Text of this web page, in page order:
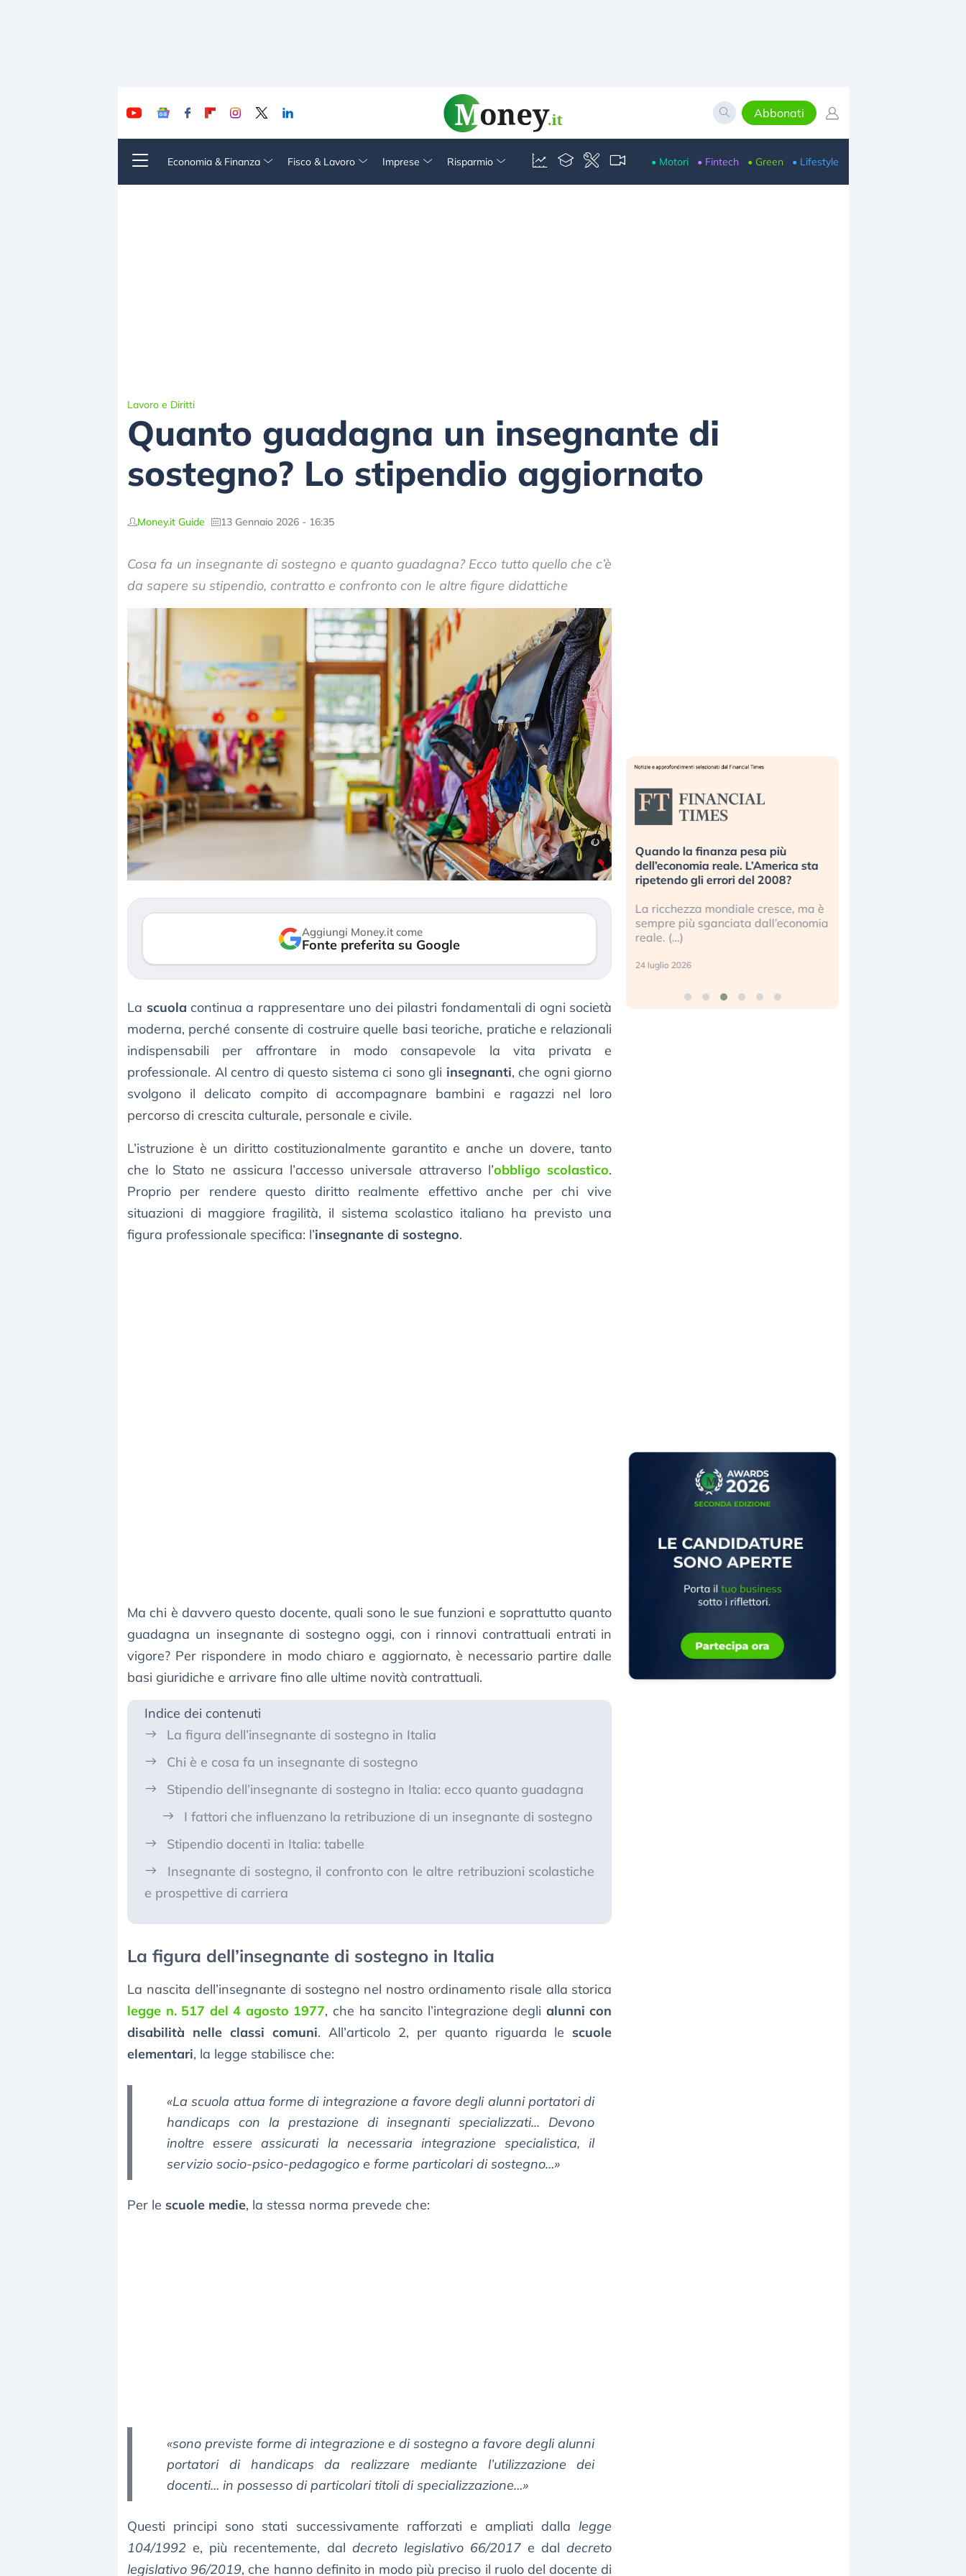
Abbonati
Economia & Finanza Fisco & Lavoro Imprese Risparmio • Motori • Fintech • Green • Lifestyle
Lavoro e Diritti
Quanto guadagna un insegnante di
sostegno? Lo stipendio aggiornato
Money.it Guide 13 Gennaio 2026 - 16:35
Cosa fa un insegnante di sostegno e quanto guadagna? Ecco tutto quello che c’è
da sapere su stipendio, contratto e confronto con le altre figure didattiche
Aggiungi Money.it come
Fonte preferita su Google
La scuola continua a rappresentare uno dei pilastri fondamentali di ogni società
moderna, perché consente di costruire quelle basi teoriche, pratiche e relazionali
indispensabili per affrontare in modo consapevole la vita privata e
professionale. Al centro di questo sistema ci sono gli insegnanti, che ogni giorno
svolgono il delicato compito di accompagnare bambini e ragazzi nel loro
percorso di crescita culturale, personale e civile.
L’istruzione è un diritto costituzionalmente garantito e anche un dovere, tanto
che lo Stato ne assicura l’accesso universale attraverso l’obbligo scolastico.
Proprio per rendere questo diritto realmente effettivo anche per chi vive
situazioni di maggiore fragilità, il sistema scolastico italiano ha previsto una
figura professionale specifica: l’insegnante di sostegno.
Ma chi è davvero questo docente, quali sono le sue funzioni e soprattutto quanto
guadagna un insegnante di sostegno oggi, con i rinnovi contrattuali entrati in
vigore? Per rispondere in modo chiaro e aggiornato, è necessario partire dalle
basi giuridiche e arrivare fino alle ultime novità contrattuali.
Indice dei contenuti
La figura dell’insegnante di sostegno in Italia
Chi è e cosa fa un insegnante di sostegno
Stipendio dell’insegnante di sostegno in Italia: ecco quanto guadagna
I fattori che influenzano la retribuzione di un insegnante di sostegno
Stipendio docenti in Italia: tabelle
Insegnante di sostegno, il confronto con le altre retribuzioni scolastiche
e prospettive di carriera
La figura dell’insegnante di sostegno in Italia
La nascita dell’insegnante di sostegno nel nostro ordinamento risale alla storica
legge n. 517 del 4 agosto 1977, che ha sancito l’integrazione degli alunni con
disabilità nelle classi comuni. All’articolo 2, per quanto riguarda le scuole
elementari, la legge stabilisce che:
«La scuola attua forme di integrazione a favore degli alunni portatori di
handicaps con la prestazione di insegnanti specializzati... Devono
inoltre essere assicurati la necessaria integrazione specialistica, il
servizio socio-psico-pedagogico e forme particolari di sostegno…»
Per le scuole medie, la stessa norma prevede che:
«sono previste forme di integrazione e di sostegno a favore degli alunni
portatori di handicaps da realizzare mediante l’utilizzazione dei
docenti… in possesso di particolari titoli di specializzazione…»
Questi principi sono stati successivamente rafforzati e ampliati dallalegge
104/1992 e, più recentemente, dal decreto legislativo 66/2017e daldecreto
legislativo 96/2019, che hanno definito in modo più preciso il ruolo del docente di
repricing degli asset?
3 agosto 2026
«La mia vita è rovinata». Investitori
in preda al panico dopo lo scoppio
della bolla AI
Kospi, mentre gli investitori retail (…)
30 luglio 2026
Quando la finanza pesa più
dell’economia reale. L’America sta
ripetendo gli errori del 2008?
La ricchezza mondiale cresce, ma è
sempre più sganciata dall’economia
reale. (…)
24 luglio 2026